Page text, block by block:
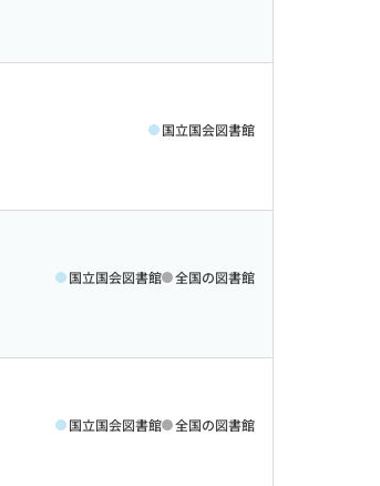
国立国会図書館
国立国会図書館 全国の図書館
国立国会図書館 全国の図書館